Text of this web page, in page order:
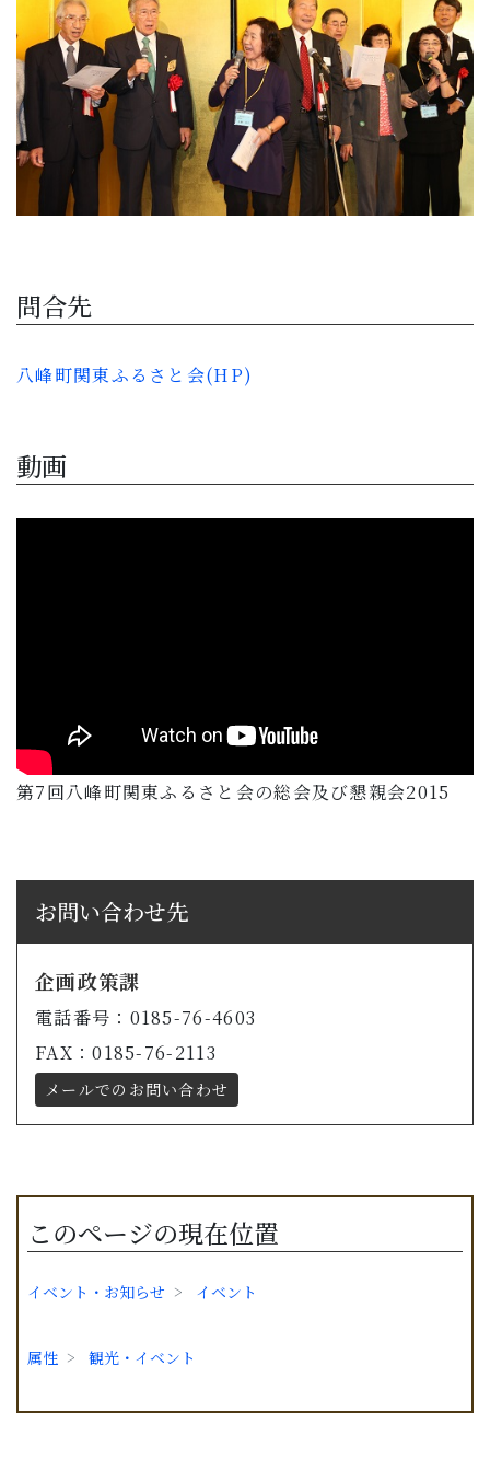
問合先
八峰町関東ふるさと会(HP)
動画
第7回八峰町関東ふるさと会の総会及び懇親会2015
お問い合わせ先
企画政策課
電話番号：0185-76-4603
FAX：0185-76-2113
メールでのお問い合わせ
このページの現在位置
イベント・お知らせ イベント
属性 観光・イベント